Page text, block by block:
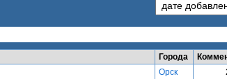
Города
Орск